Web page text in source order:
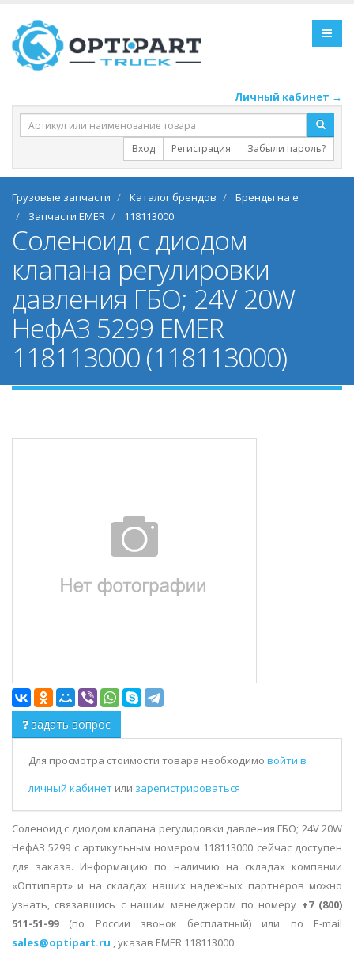
Личный кабинет →
Вход Регистрация Забыли пароль?
Грузовые запчасти Каталог брендов
Бренды на e
Запчасти EMER
118113000
Соленоид с диодом
клапана регулировки
давления ГБО; 24V 20W
НефАЗ 5299 EMER
118113000 (118113000)
задать вопрос
Для просмотра стоимости товара необходимо войти в
личный кабинет или зарегистрироваться
Соленоид с диодом клапана регулировки давления ГБО; 24V 20W
НефАЗ 5299 с артикульным номером 118113000 сейчас доступен
для заказа. Информацию по наличию на складах компании
«Оптипарт» и на складах наших надежных партнеров можно
узнать, связавшись с нашим менеджером по номеру +7 (800)
511-51-99(по России звонок бесплатный) или по E-mail
sales@optipart.ru , указав EMER 118113000